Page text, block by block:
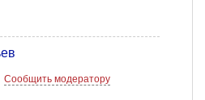
Сообщить модератору